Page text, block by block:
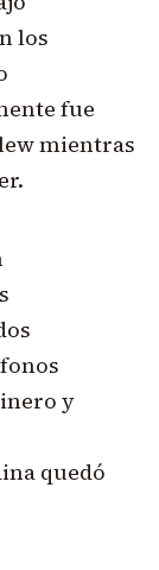
los
fue
mientras
y
quedó